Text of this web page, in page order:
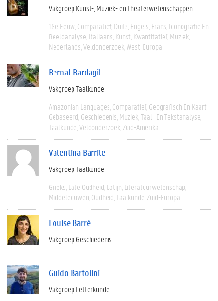
Vakgroep Kunst-, Muziek- en Theaterwetenschappen
18e Eeuw Comparatief Duits Engels Frans Iconografie En
Beeldanalyse Italiaans Kunst Kwantitatief Muziek
Nederlands Veldonderzoek West-Europa
Bernat Bardagil
Vakgroep Taalkunde
Amazonian Languages Comparatief Geografisch En Kaart
Gebaseerd Geschiedenis Muziek Taal- En Tekstanalyse
Taalkunde Veldonderzoek Zuid-Amerika
Valentina Barrile
Vakgroep Taalkunde
Grieks Late Oudheid Latijn Literatuurwetenschap
Middeleeuwen Oudheid Taalkunde Zuid-Europa
Louise Barré
Vakgroep Geschiedenis
Guido Bartolini
Vakgroep Letterkunde